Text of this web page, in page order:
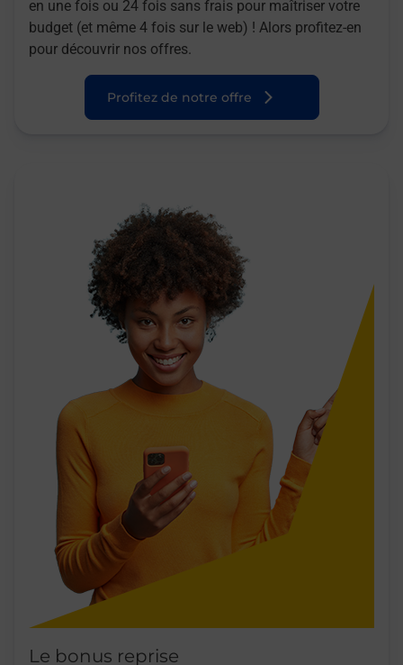
en une fois ou 24 fois sans frais pour maîtriser votre
budget (et même 4 fois sur le web) ! Alors profitez-en
pour découvrir nos offres.
Profitez de notre offre
Le bonus reprise